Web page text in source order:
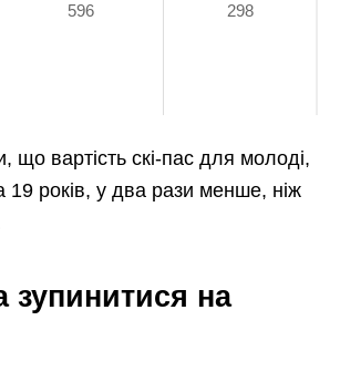
596 298
що вартість скі-пас для молоді,
19 років, у два рази менше, ніж
на